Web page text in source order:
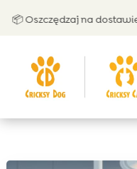
Oszczędzaj na dostawie